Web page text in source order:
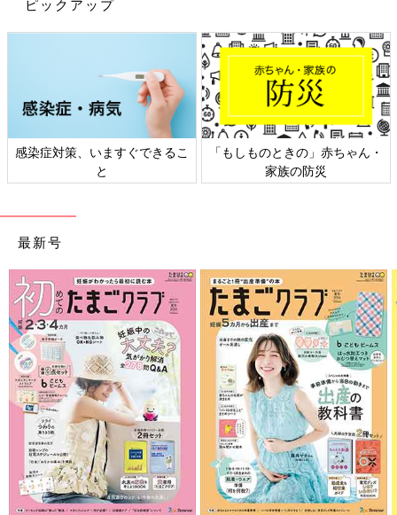
ださい。
※記事内容でご紹介している投稿、リンク先は、削除される場合
があります。あらかじめご了承ください。
※記事の内容は記載当時の情報であり、現在と異なる場合があり
ピックアップ
感染症対策、いますぐできるこ
と
「もしものときの」赤ちゃん・
家族の防災
最新号